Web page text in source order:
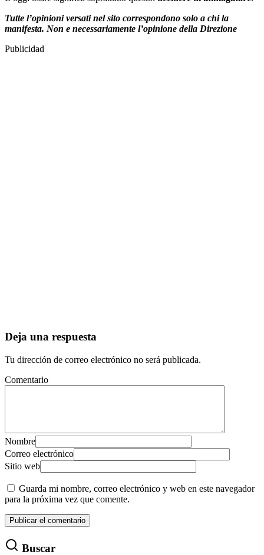
Tutte l’opinioni versati nel sito correspondono solo a chi la
manifesta. Non e necessariamente l’opinione della Direzione
Publicidad
Deja una respuesta
Tu dirección de correo electrónico no será publicada.
Comentario
Nombre
Correo electrónico
Sitio web
Guarda mi nombre, correo electrónico y web en este navegador
para la próxima vez que comente.
Buscar